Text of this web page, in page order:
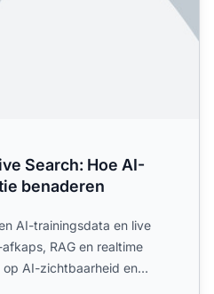
Search: Hoe AI-
benaderen
AI-trainingsdata en live
RAG en realtime
AI-zichtbaarheid en